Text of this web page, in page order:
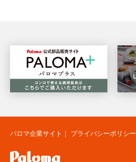
パロマ企業サイト ｜ プライバシーポリシー